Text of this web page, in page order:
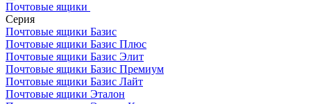
Почтовые ящики
Серия
Почтовые ящики Базис
Почтовые ящики Базис Плюс
Почтовые ящики Базис Элит
Почтовые ящики Базис Премиум
Почтовые ящики Базис Лайт
Почтовые ящики Эталон